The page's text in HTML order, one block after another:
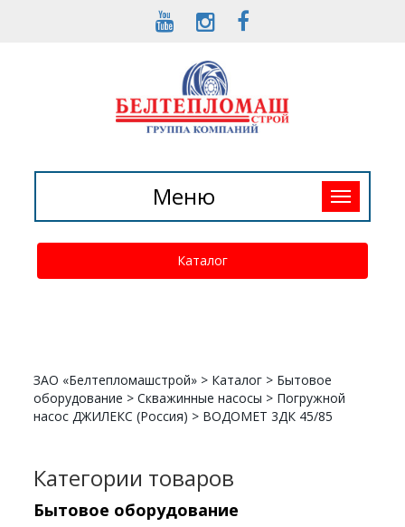
Toggle
navigation
Меню
Каталог
ЗАО «Белтепломашстрой» > Каталог > Бытовое
оборудование >Скважинные насосы > Погружной
насос ДЖИЛЕКС (Россия) > ВОДОМЕТ 3ДК 45/85
Категории товаров
Бытовое оборудование